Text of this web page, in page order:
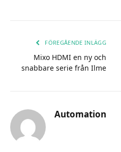
FÖREGÅENDE INLÄGG
Mixo HDMI en ny och
snabbare serie från Ilme
Automation